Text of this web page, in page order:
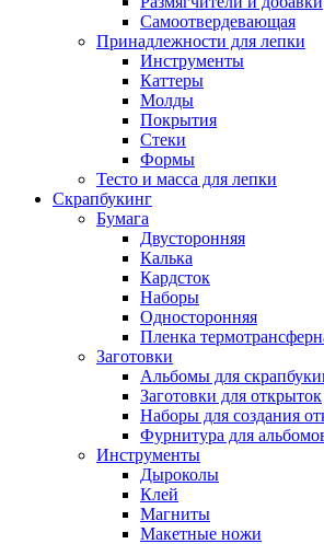
Самоотвердевающая
Принадлежности для лепки
Инструменты
Каттеры
Молды
Покрытия
Стеки
Формы
Тесто и масса для лепки
Скрапбукинг
Бумага
Двусторонняя
Калька
Кардсток
Наборы
Односторонняя
Пленка
Заготовки
Альбомы для
Заготовки для открыток
Наборы для создания
Фурнитура для
Инструменты
Дыроколы
Клей
Магниты
Макетные ножи